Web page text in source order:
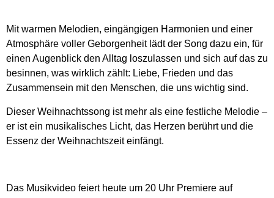
Mit warmen Melodien, eingängigen Harmonien und einer
Atmosphäre voller Geborgenheit lädt der Song dazu ein, für
einen Augenblick den Alltag loszulassen und sich auf das zu
besinnen, was wirklich zählt: Liebe, Frieden und das
Zusammensein mit den Menschen, die uns wichtig sind.
Dieser Weihnachtssong ist mehr als eine festliche Melodie –
er ist ein musikalisches Licht, das Herzen berührt und die
Essenz der Weihnachtszeit einfängt.
Das Musikvideo feiert heute um 20 Uhr Premiere auf